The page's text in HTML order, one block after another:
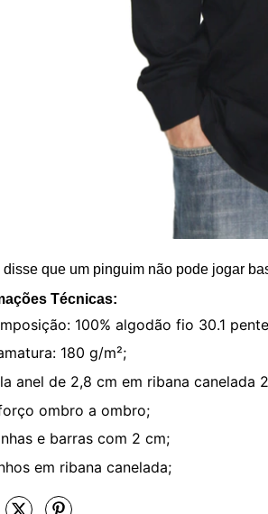
disse que um pinguim não pode jogar
Técnicas:
100% algodão fio 30.1
180 g/m²;
anel de 2,8 cm em ribana canelada
ombro a ombro;
e barras com 2 cm;
em ribana canelada;